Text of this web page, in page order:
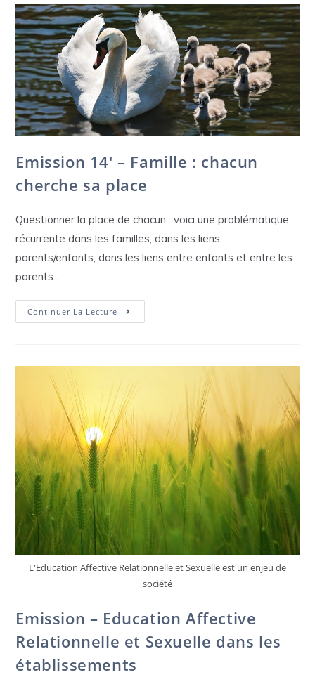
Vie
Affective,
Relationnelle
Et
Sexuelle
:
En
Quoi
Est-
Ce
Un
Enjeu
?
Emission 14′ – Famille : chacun
cherche sa place
Questionner la place de chacun : voici une problématique
récurrente dans les familles, dans les liens
parents/enfants, dans les liens entre enfants et entre les
parents...
Continuer La Lecture Emission
14′
Place
L'Education Affective Relationnelle et Sexuelle est un enjeu de
société
Emission – Education Affective
Relationnelle et Sexuelle dans les
établissements